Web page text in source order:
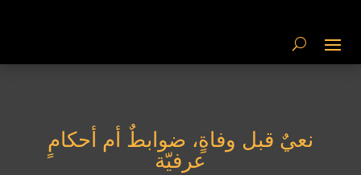
نعيٌ قبل وفاةٍ، ضوابطٌ أم أحكامٍ
عرفيّة